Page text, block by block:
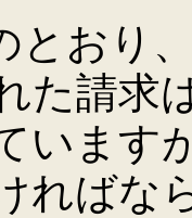
、区
た請求
います
ればな